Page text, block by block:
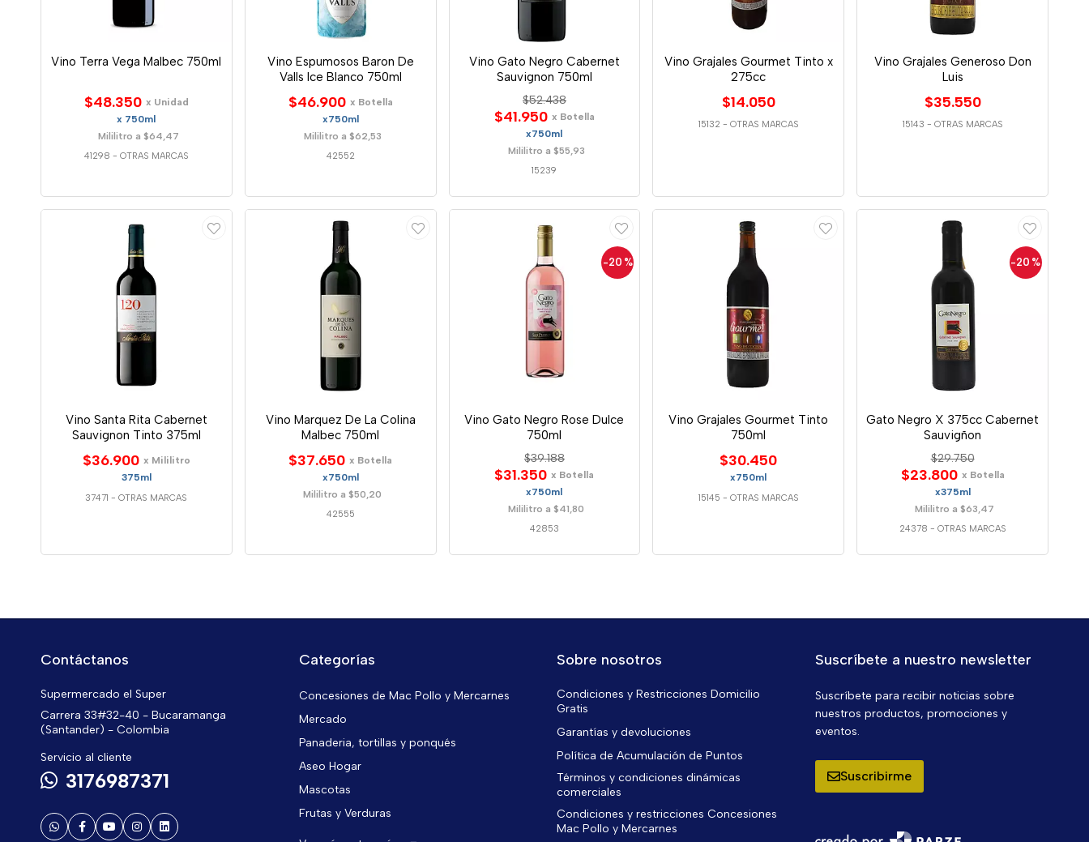
Vino Terra Vega Malbec 750ml
$48.350 x Unidad
x 750ml
Mililitro a $64,47
41298 - OTRAS MARCAS
Vino Espumosos Baron De
Valls Ice Blanco 750ml
$46.900 x Botella
x750ml
Mililitro a $62,53
42552
Vino Gato Negro Cabernet
Sauvignon 750ml
$52.438
$41.950 x Botella
x750ml
Mililitro a $55,93
15239
Vino Grajales Gourmet Tinto x
275cc
$14.050
15132 - OTRAS MARCAS
Vino Grajales Generoso Don
Luis
$35.550
15143 - OTRAS MARCAS
Vino Santa Rita Cabernet
Sauvignon Tinto 375ml
$36.900 x Mililitro
375ml
37471 -OTRAS MARCAS
Vino Marquez De La Colina
Malbec 750ml
$37.650 x Botella
x750ml
Mililitro a $50,20
42555
-20 %
Vino Gato Negro Rose Dulce
750ml
$39.188
$31.350 x Botella
x750ml
Mililitro a $41,80
42853
Vino Grajales Gourmet Tinto
750ml
$30.450
x750ml
15145 - OTRAS MARCAS
-20 %
Gato Negro X 375cc Cabernet
Sauvigñon
$29.750
$23.800 x Botella
x375ml
Mililitro a $63,47
24378 - OTRAS MARCAS
Contáctanos
Supermercado el Super
Carrera 33#32-40 - Bucaramanga
(Santander) - Colombia
Servicio al cliente
3176987371
Categorías
Concesiones de Mac Pollo y Mercarnes
Mercado
Panaderia, tortillas y ponqués
Aseo Hogar
Mascotas
Frutas y Verduras
Sobre nosotros
Condiciones y Restricciones Domicilio
Gratis
Garantías y devoluciones
Política de Acumulación de Puntos
Términos y condiciones dinámicas
comerciales
Condiciones y restricciones Concesiones
Mac Pollo y Mercarnes
Suscríbete a nuestro newsletter
Suscríbete para recibir noticias sobre
nuestros productos, promociones y
eventos.
Suscribirme